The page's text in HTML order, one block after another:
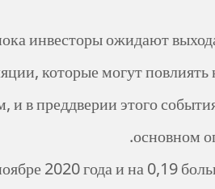
инвесторы ожидают
которые могут
в преддверии этого
основном
2020 года и на 0,19